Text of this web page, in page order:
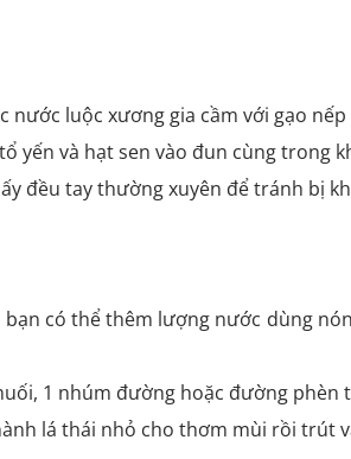
nước luộc xương gia cầm với gạo
yến và hạt sen vào đun cùng trong
đều tay thường xuyên để tránh bị
bạn có thể thêm lượng nước dùng
1 nhúm đường hoặc đường phèn
lá thái nhỏ cho thơm mùi rồi trút